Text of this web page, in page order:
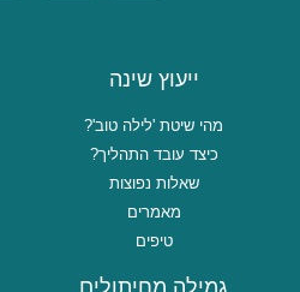
ייעוץ שינה
מהי שיטת 'לילה טוב'?
כיצד עובד התהליך?
שאלות נפוצות
מאמרים
טיפים